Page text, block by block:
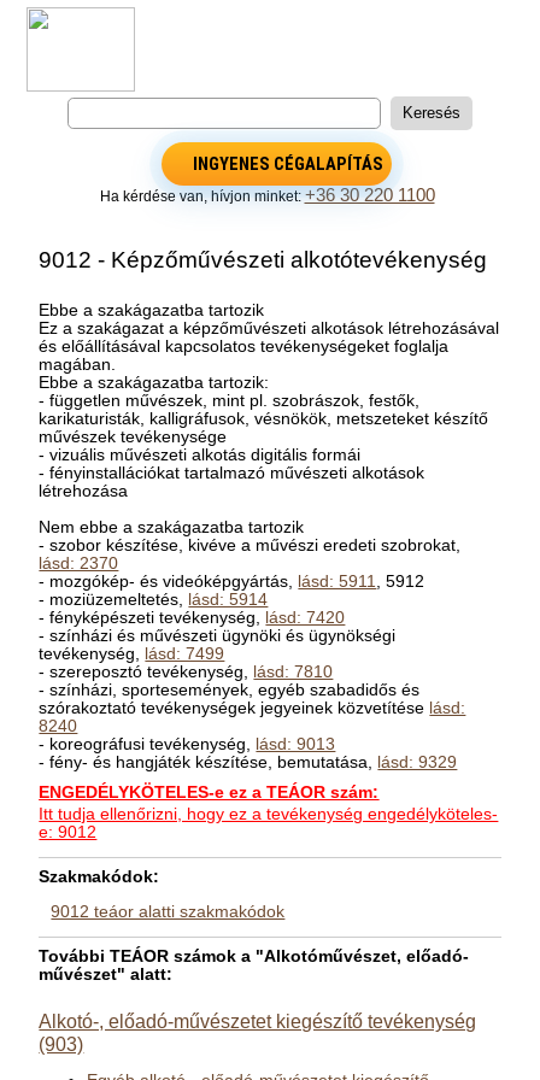
INGYENES CÉGALAPÍTÁS
Ha kérdése van, hívjon minket:+36 30 220 1100
9012 - Képzőművészeti alkotótevékenység
Ebbe a szakágazatba tartozik
Ez a szakágazat a képzőművészeti alkotások létrehozásával
és előállításával kapcsolatos tevékenységeket foglalja
magában.
Ebbe a szakágazatba tartozik:
- független művészek, mint pl. szobrászok, festők,
karikaturisták, kalligráfusok, vésnökök, metszeteket készítő
művészek tevékenysége
- vizuális művészeti alkotás digitális formái
- fényinstallációkat tartalmazó művészeti alkotások
létrehozása
Nem ebbe a szakágazatba tartozik
- szobor készítése, kivéve a művészi eredeti szobrokat,
lásd: 2370
- mozgókép- és videóképgyártás, lásd: 5911
, 5912
- moziüzemeltetés, lásd: 5914
- fényképészeti tevékenység, lásd: 7420
- színházi és művészeti ügynöki és ügynökségi
tevékenység, lásd: 7499
- szereposztó tevékenység, lásd: 7810
- színházi, sportesemények, egyéb szabadidős és
szórakoztató tevékenységek jegyeinek közvetítése lásd:
8240
- koreográfusi tevékenység, lásd: 9013
- fény- és hangjáték készítése, bemutatása, lásd: 9329
ENGEDÉLYKÖTELES-e ez a TEÁOR szám:
Itt tudja ellenőrizni, hogy ez a tevékenység engedélyköteles-
e: 9012
Szakmakódok:
9012 teáor alatti szakmakódok
További TEÁOR számok a "Alkotóművészet, előadó-
művészet" alatt:
Alkotó-, előadó-művészetet kiegészítő tevékenység
(903)